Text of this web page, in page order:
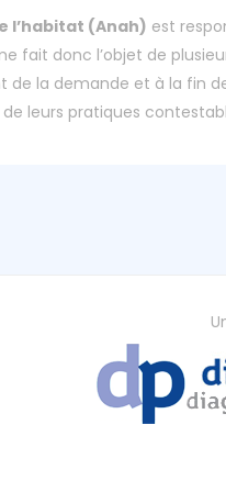
l’habitat (Anah) est
fait donc l’objet de
la demande et à la fin
leurs pratiques